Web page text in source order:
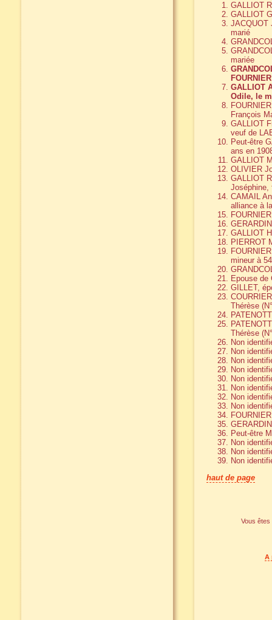
GALLIOT
GALLIOT
JACQUOT
marié
mariée
GALLIOT
Odile, le
François
GALLIOT
veuf de
Peut-être
ans en
GALLIOT
OLIVIER
GALLIOT
Joséphine,
CAMAIL
alliance à
GALLIOT
PIERROT
mineur à
Epouse de
GILLET,
Thérèse
Thérèse
Non
Non
Non
Non
Non
Non
Non
Non
Peut-être
Non
Non
Non
haut de page
Vous
A